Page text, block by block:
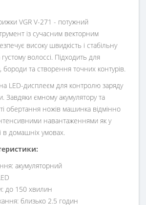
VGR V-271 - потужний
із сучасним векторним
високу швидкість і стабільну
волоссі. Підходить для
бороди та створення точних контурів.
LED-дисплеєм для контролю заряду
Завдяки ємному акумулятору та
обертання ножів машинка відмінно
навантаженнями як у
в домашніх умовах.
акумуляторний
до 150 хвилин
близько 2.5 годин